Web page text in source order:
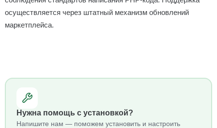
осуществляется через штатный механизм обновлений
маркетплейса.
Нужна помощь с установкой?
Напишите нам — поможем установить и настроить